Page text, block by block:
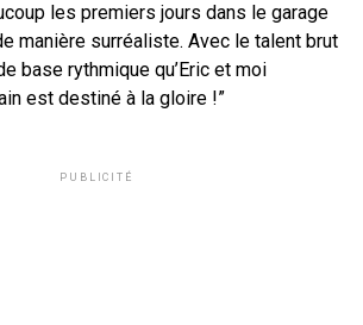
les premiers jours dans le garage
manière surréaliste. Avec le talent brut
base rythmique qu’Eric et moi
est destiné à la gloire !”
PUBLICITÉ